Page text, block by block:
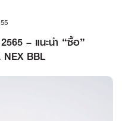
– แนะนำ “ซื้อ”
BBL